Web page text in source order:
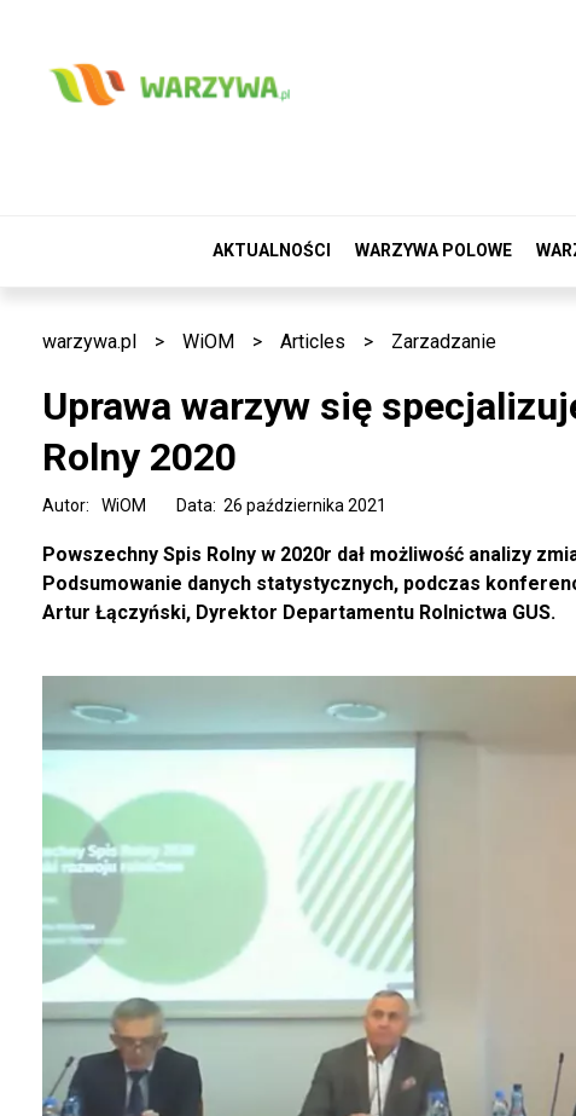
AKTUALNOŚCI WARZYWA POLOWE
warzywa.pl > WiOM > Articles > Zarzadzanie
Uprawa warzyw się
Rolny 2020
Data: 26 października 2021
Autor: WiOM
Powszechny Spis Rolny w 2020r dał możliwość analizy
Podsumowanie danych statystycznych, podczas
Artur Łączyński, Dyrektor Departamentu Rolnictwa GUS.